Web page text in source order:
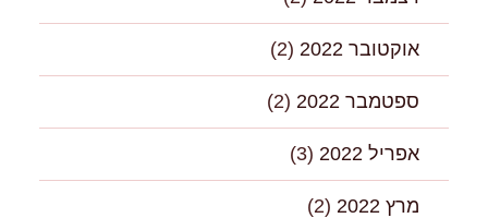
אוקטובר 2022 (2)
ספטמבר 2022 (2)
אפריל 2022 (3)
מרץ 2022 (2)